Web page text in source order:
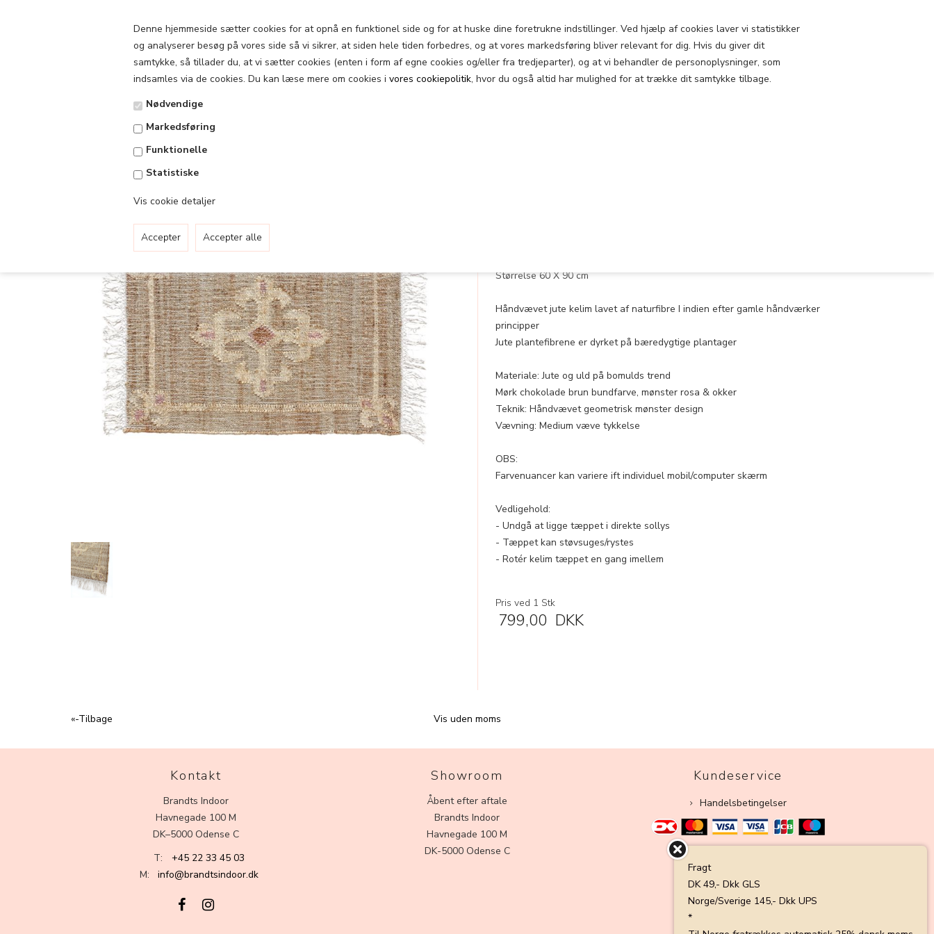
Denne hjemmeside sætter cookies for at opnå en funktionel side og for at huske dine foretrukne indstillinger. Ved hjælp af cookies laver vi statistikker
og analyserer besøg på vores side så vi sikrer, at siden hele tiden forbedres, og at vores markedsføring bliver relevant for dig. Hvis du giver dit
samtykke, så tillader du, at vi sætter cookies (enten i form af egne cookies og/eller fra tredjeparter), og at vi behandler de personoplysninger, som
indsamles via de cookies. Du kan læse mere om cookies i vores cookiepolitik, hvor du også altid har mulighed for at trække dit samtykke tilbage.
Nødvendige
Markedsføring
Funktionelle
Statistiske
Vis cookie detaljer
Vintage Kelim Puder Jute Kelim
Jute Kelim
Størrelse 60 X 90 cm
Håndvævet jute kelim lavet af naturfibre I indien efter gamle håndværker
principper
Jute plantefibrene er dyrket på bæredygtige plantager
Materiale: Jute og uld på bomulds trend
Mørk chokolade brun bundfarve, mønster rosa & okker
Teknik: Håndvævet geometrisk mønster design
Vævning: Medium væve tykkelse
OBS:
Farvenuancer kan variere ift individuel mobil/computer skærm
Vedligehold:
- Undgå at ligge tæppet i direkte sollys
- Tæppet kan støvsuges/rystes
- Rotér kelim tæppet en gang imellem
Pris ved 1 Stk
799,00 DKK
«-Tilbage Vis uden moms
Kontakt
Brandts Indoor
Havnegade 100 M
DK–5000 Odense C
T:
+45 22 33 45 03
M:
info@brandtsindoor.dk
Showroom
Åbent efter aftale
Brandts Indoor
Havnegade 100 M
DK-5000 Odense C
Kundeservice
Handelsbetingelser
Fragt
DK 49,- Dkk GLS
Norge/Sverige 145,- Dkk UPS
*